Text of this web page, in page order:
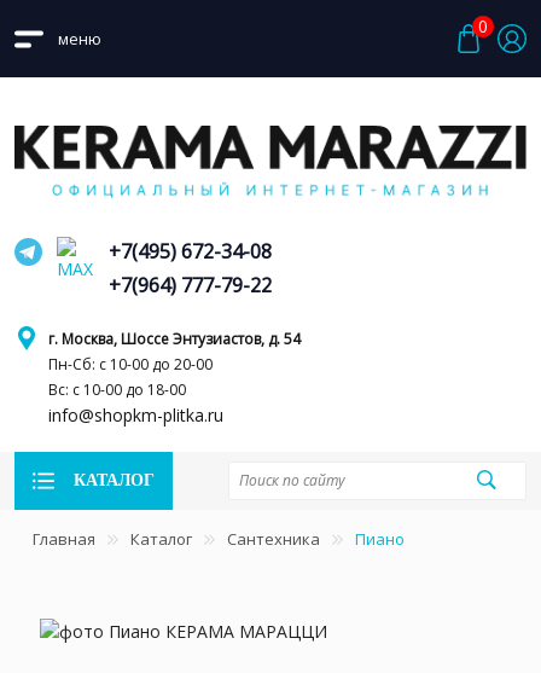
меню
0
г. Москва, Шоссе Энтузиастов, д. 54
Пн-Сб: с 10-00 до 20-00
Вс: с 10-00 до 18-00
info@shopkm-plitka.ru
+7(495) 672-34-08
+7(964) 777-79-22
КАТАЛОГ
Главная Каталог Сантехника Пиано